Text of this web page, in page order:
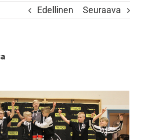
Edellinen Seuraava